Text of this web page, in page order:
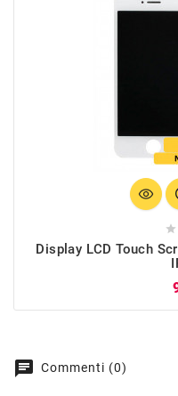

Display LCD Touch
chat Commenti (0)